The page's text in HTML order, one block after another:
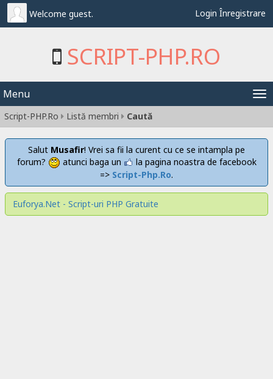
Welcome guest. Login Înregistrare
SCRIPT-PHP.RO
Menu
Script-PHP.Ro Listă membri Caută
Salut Musafir! Vrei sa fii la curent cu ce se intampla pe
forum?
atunci baga un
la pagina noastra de facebook
=> Script-Php.Ro.
Euforya.Net - Script-uri PHP Gratuite